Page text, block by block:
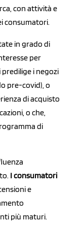
con attività e
consumatori.
in grado di
per
predilige i negozi
pre-covid), o
di acquisto
o che,
di
I consumatori
e
più maturi.